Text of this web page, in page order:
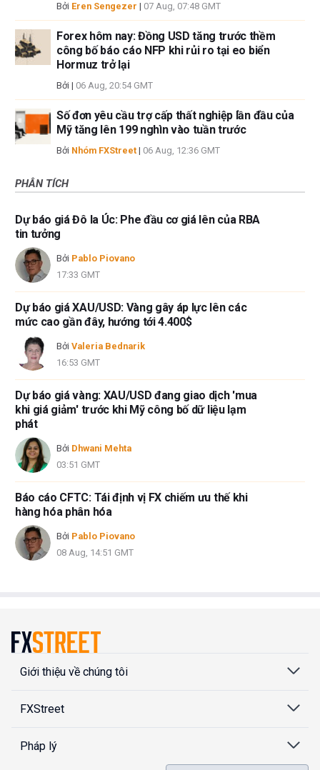
Bởi Eren Sengezer | 07 Aug, 07:48 GMT
Forex hôm nay: Đồng USD tăng trước thềm
công bố báo cáo NFP khi rủi ro tại eo biển
Hormuz trở lại
Bởi | 06 Aug, 20:54 GMT
Số đơn yêu cầu trợ cấp thất nghiệp lần đầu của
Mỹ tăng lên 199 nghìn vào tuần trước
Bởi Nhóm FXStreet | 06 Aug, 12:36 GMT
PHÂN TÍCH
Dự báo giá Đô la Úc: Phe đầu cơ giá lên của RBA
tin tưởng
Bởi Pablo Piovano
17:33 GMT
Dự báo giá XAU/USD: Vàng gây áp lực lên các
mức cao gần đây, hướng tới 4.400$
Bởi Valeria Bednarik
16:53 GMT
Dự báo giá vàng: XAU/USD đang giao dịch 'mua
khi giá giảm' trước khi Mỹ công bố dữ liệu lạm
phát
Bởi Dhwani Mehta
03:51 GMT
Báo cáo CFTC: Tái định vị FX chiếm ưu thế khi
hàng hóa phân hóa
Bởi Pablo Piovano
08 Aug, 14:51 GMT
Giới thiệu về chúng tôi
FXStreet
Pháp lý